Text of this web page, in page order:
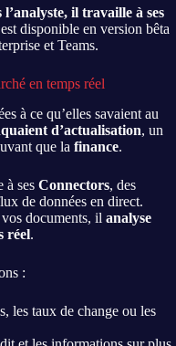
il travaille à ses
disponible en version bêta
et Teams.
en temps réel
à ce qu’elles savaient au
d’actualisation, un
que la finance.
à ses Connectors, des
de données en direct.
documents, il analyse
réel.
:
les taux de change ou les